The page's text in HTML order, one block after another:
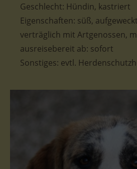
Geschlecht: Hündin, kastriert
Eigenschaften: süß,
verträglich mit Artgenossen,
ausreisebereit ab: sofort
Sonstiges: evtl.